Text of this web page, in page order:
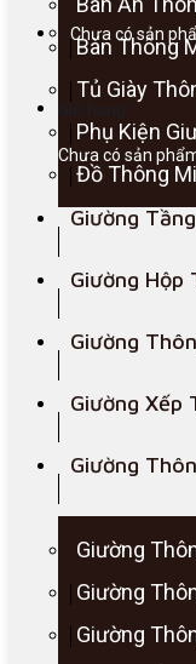
Chưa có sản
Giỏ hàng
Chưa có sản
Bàn Thông
Tủ Giày
Phụ Kiện
Đồ Thông
Giường
Giường Hộp
Giường
Giường Xếp
Giường
Giường
Giường
Giường